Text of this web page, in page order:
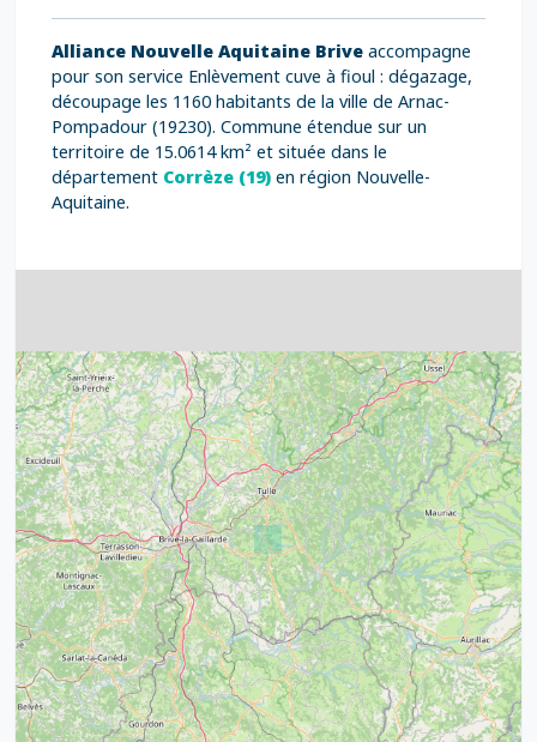
Alliance Nouvelle Aquitaine Brive accompagne
pour son service Enlèvement cuve à fioul : dégazage,
découpage les 1160 habitants de la ville de Arnac-
Pompadour (19230). Commune étendue sur un
territoire de 15.0614 km² et située dans le
département Corrèze (19) en région Nouvelle-
Aquitaine.
4
15
21
14
32
39
52 68
43